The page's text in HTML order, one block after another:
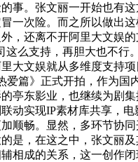
事。张文丽一开始也有这
一次险。而之所以做出
，还离不开阿里大文娱
这么支持，再胆大也不行
大文娱就从多维度支持项
爱篇》正式开拍，作为国
亭东影业，也继续为剧
动实现IP素材库共享，
顺畅。显然，多环节协
是，在这之中，张文丽
相成的关系，这一创作闭